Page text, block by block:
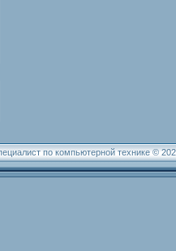
по компьютерной технике ©